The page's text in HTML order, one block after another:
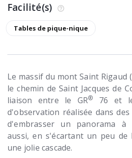
Facilité(s)
Tables de pique-nique
Le massif du mont Saint Rigaud
le chemin de Saint Jacques de
liaison entre le GR® 76 et
d'observation réalisée dans
d'embrasser un panorama à
aussi, en s'écartant un peu de
une jolie cascade.